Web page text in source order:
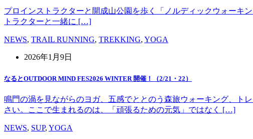
プロインストラクターと開成山公園を歩く「ノルディックウォーキ
トラクターと一緒に […]
NEWS, TRAIL RUNNING, TREKKING, YOGA
2026年1月9日
なるとOUTDOOR MIND FES2026 WINTER 開催！（2/21・22）
鳴門の渦を見ながらのヨガ、五感でととのう森旅ウォーキング、ト
さい。ここで生まれるのは、「頑張るための元気」ではなく […]
NEWS, SUP, YOGA